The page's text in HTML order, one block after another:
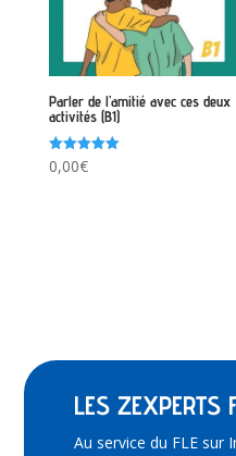
Parler de l’amitié avec ces deux
activités (B1)
Note
5.00
0,00€
LES ZEXPERTS
Au service du FLE sur